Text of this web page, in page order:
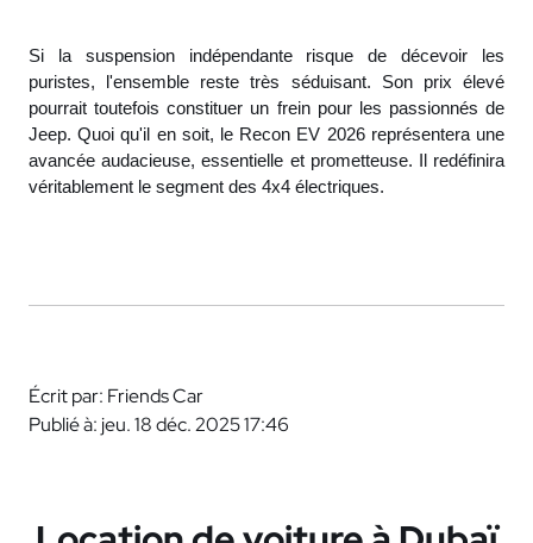
Si la suspension indépendante risque de décevoir les
puristes, l'ensemble reste très séduisant. Son prix élevé
pourrait toutefois constituer un frein pour les passionnés de
Jeep. Quoi qu'il en soit, le Recon EV 2026 représentera une
avancée audacieuse, essentielle et prometteuse. Il redéfinira
véritablement le segment des 4x4 électriques.
Écrit par: Friends Car
Publié à: jeu. 18 déc. 2025 17:46